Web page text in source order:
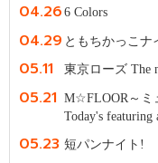
04.266 Colors
04.29 ともちかっこナ
05.11 東京ローズ The
05.21 M☆FLOOR～ミ
Today's
05.23 短パンナイト!